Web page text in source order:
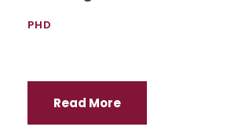
PHD
Read More